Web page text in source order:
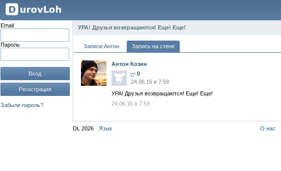
Email
Пароль
Вход
Регистрация
Забыли пароль?
УРА! Друзья возвращаются! Еще! Еще!
Записи Антон Запись на стене
Антон Козин
0
24.06.16 в 7:59
УРА! Друзья возвращаются! Еще! Еще!
24.06.16 в 7:59
DL 2026 Язык О нас